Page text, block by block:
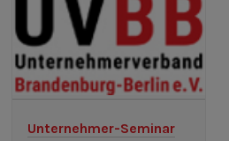
Unternehmer-Seminar